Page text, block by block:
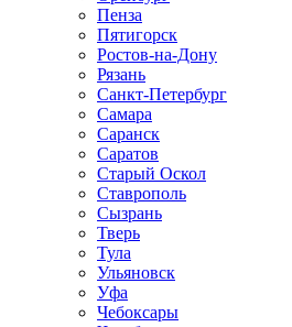
Пенза
Пятигорск
Ростов-на-Дону
Рязань
Санкт-Петербург
Самара
Саранск
Саратов
Старый Оскол
Ставрополь
Сызрань
Тверь
Тула
Ульяновск
Уфа
Чебоксары